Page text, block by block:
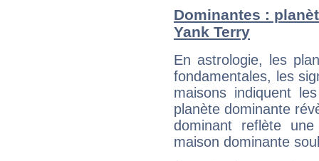
Dominantes :
Yank Terry
En astrologie, les
fondamentales, les
maisons indiquent
planète dominante
dominant reflète
maison dominante